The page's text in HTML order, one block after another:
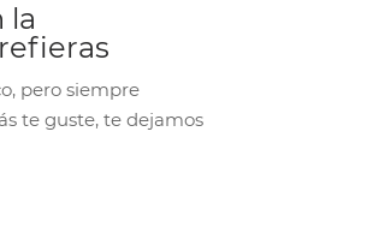
la
pero siempre
te guste, te dejamos